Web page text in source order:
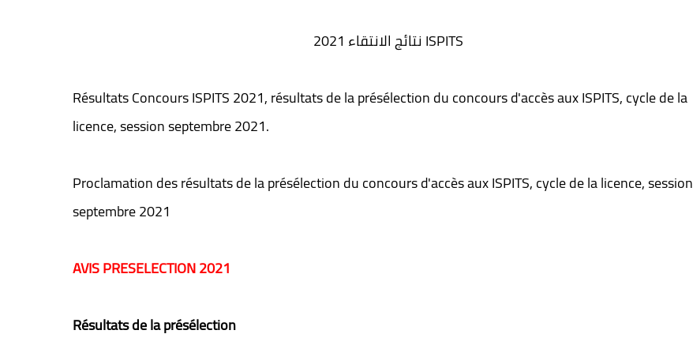
نتائج الانتقاء 2021 ISPITS
Ré​sultats Concours ISPITS 2021, résultats de la présélection du concours d'accès aux ISPITS, cycle de la
licence, session septembre 2021.
Proclamation des résultats de la présélection du concours d'accès aux ISPITS, cycle de la licence, session
septembre 2021
AVIS PRESELECTION 2021
​Ré​sultats de la présélection